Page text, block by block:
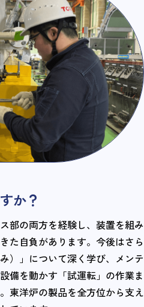
か？
部の両方を経験し、装置を組み
た自負があります。今後はさら
）」について深く学び、メンテ
備を動かす「試運転」の作業ま
東洋炉の製品を全方位から支え